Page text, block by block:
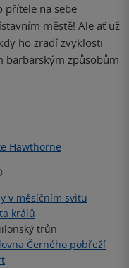
přítele na sebe
městě! Ale ať už
ho zradí zvyklosti
barbarským způsobům
Hawthorne
v měsíčním svitu
králů
trůn
Černého pobřeží